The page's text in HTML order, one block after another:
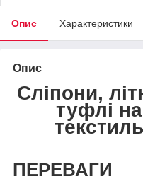
Опис Характеристики
Опис
Сліпони,
туфлі
ПЕРЕВАГИ